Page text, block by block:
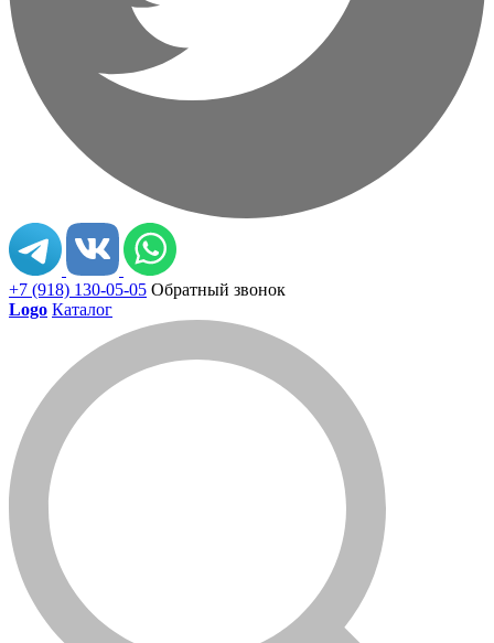
+7 (918) 130-05-05 Обратный звонок
Logo Каталог